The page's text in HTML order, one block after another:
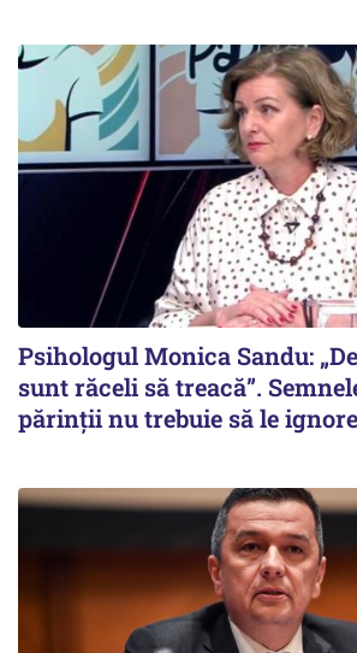
Psihologul Monica Sandu:
sunt răceli să treacă”.
părinții nu trebuie să le ignore